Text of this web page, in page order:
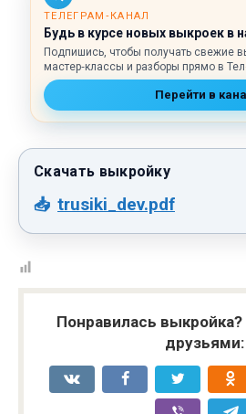
ТЕЛЕГРАМ‑КАНАЛ
Будь в курсе новых выкроек в
Подпишись, чтобы получать свежие
мастер‑классы и разборы прямо в
Перейти в
trusiki_dev.pdf
Понравилась
друзьями: